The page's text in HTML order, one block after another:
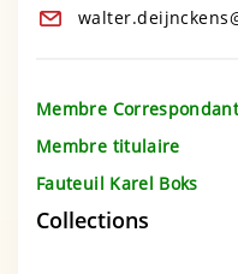
Membre
Membre
Fauteuil Karel
Collections